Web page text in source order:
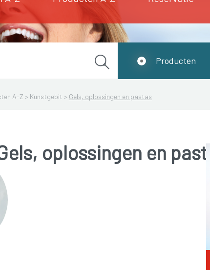
A-Z > Kunstgebit > Gels, oplossingen en pastas
Producten
oplossingen en